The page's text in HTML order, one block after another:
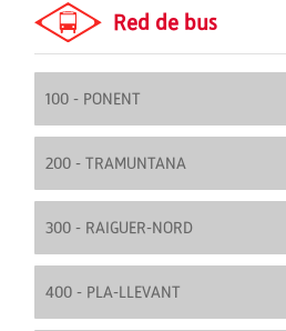
Red de bus
100 - PONENT
200 - TRAMUNTANA
300 - RAIGUER-NORD
400 - PLA-LLEVANT